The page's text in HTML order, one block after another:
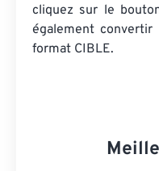
cliquez sur le
également convertir
format CIBLE.